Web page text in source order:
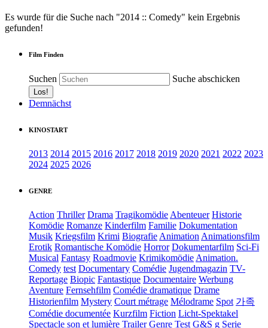
Es wurde für die Suche nach "2014 :: Comedy" kein Ergebnis
gefunden!
Film Finden
Suchen Suche abschicken
Demnächst
KINOSTART
2013 2014 2015 2016 2017 2018 2019 2020 2021 2022 2023
2024 2025 2026
GENRE
Action Thriller Drama Tragikomödie Abenteuer Historie
Komödie Romanze Kinderfilm Familie Dokumentation
Musik Kriegsfilm Krimi Biografie Animation Animationsfilm
Erotik Romantische Komödie Horror Dokumentarfilm Sci-Fi
Musical Fantasy Roadmovie Krimikomödie Animation.
Comedy test Documentary Comédie Jugendmagazin TV-
Reportage Biopic Fantastique Documentaire Werbung
Aventure Fernsehfilm Comédie dramatique Drame
Historienfilm Mystery Court métrage Mélodrame Spot 가족
Comédie documentée Kurzfilm Fiction Licht-Spektakel
Spectacle son et lumière Trailer Genre Test G&S g Serie